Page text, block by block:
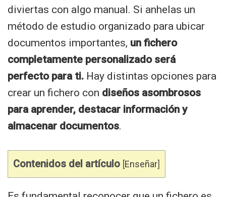
diviertas con algo manual. Si anhelas un
método de estudio organizado para ubicar
documentos importantes, un fichero
completamente personalizado será
perfecto para ti. Hay distintas opciones para
crear un fichero con diseños asombrosos
para aprender, destacar información y
almacenar documentos.
Contenidos del artículo [Enseñar]